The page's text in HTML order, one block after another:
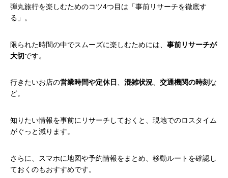
弾丸旅行を楽しむためのコツ4つ目は「事前リサーチを徹底す
る」。
限られた時間の中でスムーズに楽しむためには、 事前リサーチが
大切です。
行きたいお店の営業時間や定休日 、 混雑状況、 交通機関の時刻な
ど。
知りたい情報を事前にリサーチしておくと、現地でのロスタイム
がぐっと減ります。
さらに、スマホに地図や予約情報をまとめ、移動ルートを確認し
ておくのもおすすめです。